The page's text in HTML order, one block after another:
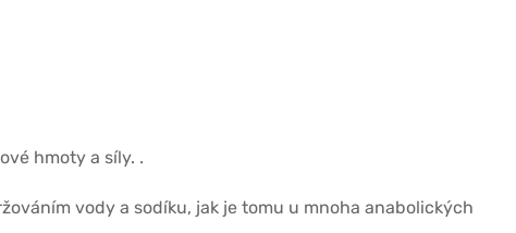
hmoty a síly. .
vody a sodíku, jak je tomu u mnoha anabolických